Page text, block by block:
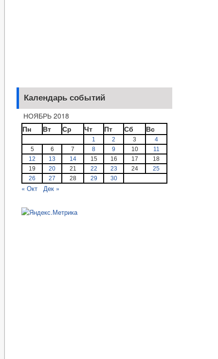
Календарь событий
НОЯБРЬ 2018
Пн
Вт Ср Чт Пт Сб Вс
1 2 3
4
5
6 7 8 9 10
11
12
13 14 15 16 17
18
19
20 21 22 23 24
25
26
27 28 29 30
« Окт Дек »